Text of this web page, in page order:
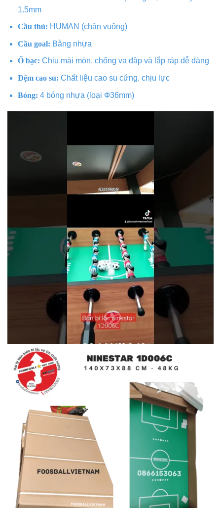
1.5mm
Cầu thủ: HUMAN (chân vuông)
Cầu goal: Bằng nhựa
Ổ bạc: Chịu mài mòn, chống va đập và lắp ráp dễ dàng
Đệm cao su: Chất liệu cao su cứng, chịu lực
Bóng: 4 bóng nhựa (loại Ф36mm)